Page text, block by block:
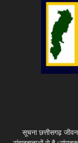
सूचना छत्तीसगढ़